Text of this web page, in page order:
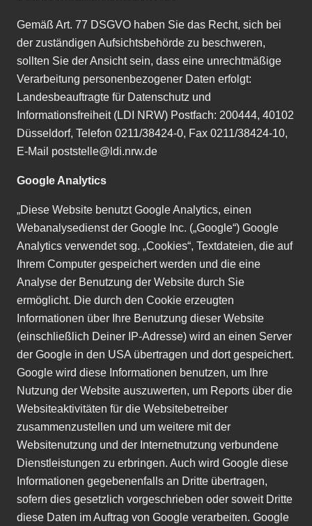
Gemäß Art. 77 DSGVO haben Sie das Recht, sich bei
der zuständigen Aufsichtsbehörde zu beschweren,
sollten Sie der Ansicht sein, dass eine unrechtmäßige
Verarbeitung personenbezogener Daten erfolgt:
Landesbeauftragte für Datenschutz und
Informationsfreiheit (LDI NRW) Postfach: 200444, 40102
Düsseldorf, Telefon 0211/38424-0, Fax 0211/38424-10,
E-Mail poststelle@ldi.nrw.de
Google Analytics
„Diese Website benutzt Google Analytics, einen
Webanalysedienst der Google Inc. („Google“) Google
Analytics verwendet sog. „Cookies“, Textdateien, die auf
Ihrem Computer gespeichert werden und die eine
Analyse der Benutzung der Website durch Sie
ermöglicht. Die durch den Cookie erzeugten
Informationen über Ihre Benutzung dieser Website
(einschließ lich Deiner IP-Adresse) wird an einen Server
der Google in den USA übertragen und dort gespeichert.
Google wird diese Informationen benutzen, um Ihre
Nutzung der Website auszuwerten, um Reports über die
Websiteaktivitäten für die Websitebetreiber
zusammenzustellen und um weitere mit der
Websitenutzung und der Internetnutzung verbundene
Dienstleistungen zu erbringen. Auch wird Google diese
Informationen gegebenenfalls an Dritte übertragen,
sofern dies gesetzlich vorgeschrieben oder soweit Dritte
diese Daten im Auftrag von Google verarbeiten. Google